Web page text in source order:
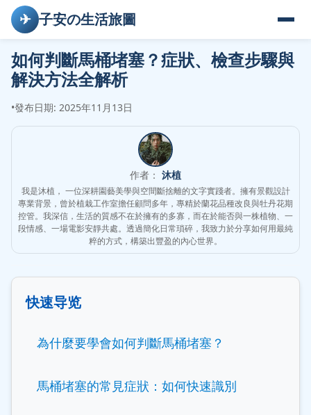
✈ 子安の生活旅圖
如何判斷馬桶堵塞？症狀、檢查步驟與
解決方法全解析
•發布日期: 2025年11月13日
作者： 沐植
我是沐植， 一位深耕園藝美學與空間斷捨離的文字實踐者。擁有景觀設計
專業背景，曾於植栽工作室擔任顧問多年，專精於蘭花品種改良與牡丹花期
控管。我深信，生活的質感不在於擁有的多寡，而在於能否與一株植物、一
段情感、一場電影安靜共處。透過簡化日常瑣碎，我致力於分享如何用最純
粹的方式，構築出豐盈的內心世界。
快速导览
為什麼要學會如何判斷馬桶堵塞？
馬桶堵塞的常見症狀：如何快速識別